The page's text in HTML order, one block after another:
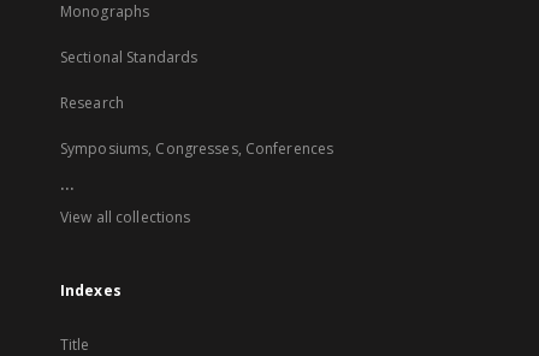
Monographs
Sectional Standards
Research
Symposiums, Congresses, Conferences
...
View all collections
Indexes
Title